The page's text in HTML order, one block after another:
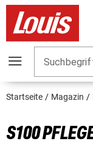
Startseite Magazin
S100